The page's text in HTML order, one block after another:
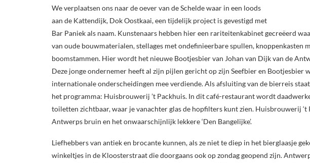
We verplaatsen ons naar de oever van de Schelde waar in een loods
aan de Kattendijk, Dok Oostkaai, een tijdelijk project is gevestigd met
Bar Paniek als naam. Kunstenaars hebben hier een rariteitenkabinet gecreëerd
van oude bouwmaterialen, stellages met ondefinieerbare spullen, knoppenkasten
boomstammen. Hier wordt het nieuwe Bootjesbier van Johan van Dijk van de
Deze jonge ondernemer heeft al zijn pijlen gericht op zijn Seefbier en Bootjesbier
internationale onderscheidingen mee verdiende. Als afsluiting van de bierreis
het programma: Huisbrouwerij ’t Packhuis. In dit café-restaurant wordt
toiletten zichtbaar, waar je vanachter glas de hopfilters kunt zien. Huisbrouwerij
Antwerps bruin en het onwaarschijnlijk lekkere ‘Den Bangelijke’.
Liefhebbers van antiek en brocante kunnen, als ze niet te diep in het bierglaasje
winkeltjes in de Kloosterstraat die doorgaans ook op zondag geopend zijn.